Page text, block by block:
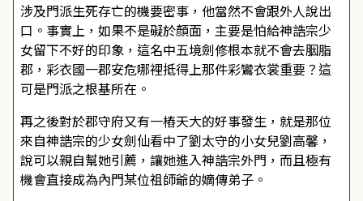
涉及門派生死存亡的機要密事，他當然不會跟外人說出
口。事實上，如果不是礙於顏面，主要是怕給神誥宗少
女留下不好的印象，這名中五境劍修根本就不會去胭脂
郡，彩衣國一郡安危哪裡抵得上那件彩鸞衣裳重要？這
可是門派之根基所在。
再之後對於郡守府又有一樁天大的好事發生，就是那位
來自神誥宗的少女劍仙看中了劉太守的小女兒劉高馨，
說可以親自幫她引薦，讓她進入神誥宗外門，而且極有
機會直接成為內門某位祖師爺的嫡傳弟子。